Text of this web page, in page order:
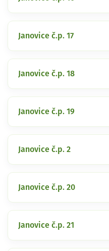
Janovice č.p. 17
Janovice č.p. 18
Janovice č.p. 19
Janovice č.p. 2
Janovice č.p. 20
Janovice č.p. 21